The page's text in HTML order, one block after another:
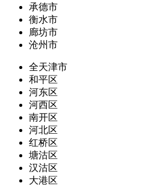
承德市
衡水市
廊坊市
沧州市
全天津市
和平区
河东区
河西区
南开区
河北区
红桥区
塘沽区
汉沽区
大港区